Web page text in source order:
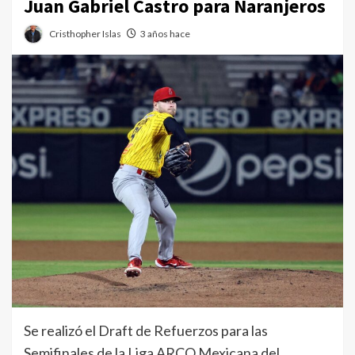
Juan Gabriel Castro para Naranjeros
Cristhopher Islas 3 años hace
Se realizó el Draft de Refuerzos para las